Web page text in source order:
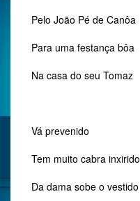
Pelo João Pé de Canôa
Para uma festança bôa
Na casa do seu Tomaz
Vá prevenido
Tem muito cabra inxirido
Da dama sobe o vestido